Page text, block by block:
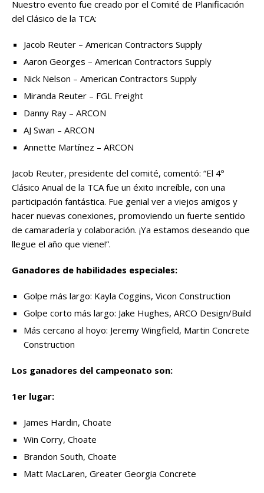
Nuestro evento fue creado por el Comité de Planificación
del Clásico de la TCA:
Jacob Reuter – American Contractors Supply
Aaron Georges – American Contractors Supply
Nick Nelson – American Contractors Supply
Miranda Reuter – FGL Freight
Danny Ray – ARCON
AJ Swan – ARCON
Annette Martínez – ARCON
Jacob Reuter, presidente del comité, comentó: “El 4º
Clásico Anual de la TCA fue un éxito increíble, con una
participación fantástica. Fue genial ver a viejos amigos y
hacer nuevas conexiones, promoviendo un fuerte sentido
de camaradería y colaboración. ¡Ya estamos deseando que
llegue el año que viene!”.
Ganadores de habilidades especiales:
Golpe más largo: Kayla Coggins, Vicon Construction
Golpe corto más largo: Jake Hughes, ARCO Design/Build
Más cercano al hoyo: Jeremy Wingfield, Martin Concrete
Construction
Los ganadores del campeonato son:
1er lugar:
James Hardin, Choate
Win Corry, Choate
Brandon South, Choate
Matt MacLaren, Greater Georgia Concrete